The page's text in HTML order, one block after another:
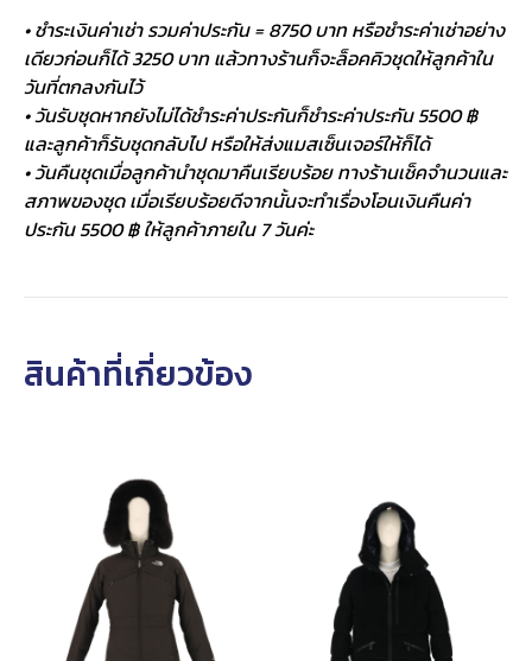
• ชำระเงินค่าเช่า รวมค่าประกัน = 8750 บาท หรือชำระค่าเช่าอย่าง
เดียวก่อนก็ได้ 3250 บาท แล้วทางร้านก็จะล็อคคิวชุดให้ลูกค้าใน
วันที่ตกลงกันไว้
• วันรับชุดหากยังไม่ได้ชำระค่าประกันก็ชำระค่าประกัน 5500 ฿
และลูกค้าก็รับชุดกลับไป หรือให้ส่งแมสเซ็นเจอร์ให้ก็ได้
• วันคืนชุดเมื่อลูกค้านำชุดมาคืนเรียบร้อย ทางร้านเช็คจำนวนและ
สภาพของชุด เมื่อเรียบร้อยดีจากนั้นจะทำเรื่องโอนเงินคืนค่า
ประกัน 5500 ฿ ให้ลูกค้าภายใน 7 วันค่ะ
สินค้าที่เกี่ยวข้อง